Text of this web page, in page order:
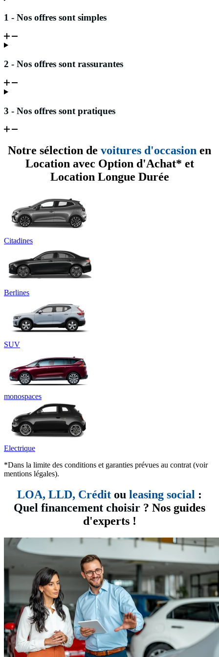
1 - Nos offres sont simples
2 - Nos offres sont rassurantes
3 - Nos offres sont pratiques
Notre sélection de voitures d'occasion en
Location avec Option d'Achat* et
Location Longue Durée
Citadines
Berlines
SUV
monospaces
Electrique
*Dans la limite des conditions et garanties prévues au contrat (voir
mentions légales).
LOA, LLD, Crédit ou leasing social :
Quel financement choisir ? Nos guides
d'experts !